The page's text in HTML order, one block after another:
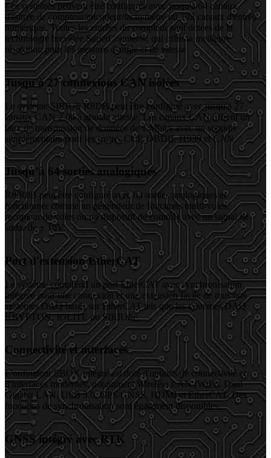
Les systèmes peuvent être configurés avec jusqu'à 64 canaux
d'entrée de compteur/encodeur/tachymètre ou 192 canaux d'entrée
numérique. Toutes les entrées du compteur sont dotées de la
technologie brevetée SuperCounter®, qui offre la meilleure
résolution pour les mesures d'angle et de vitesse.
Jusqu'à 27 connexions CAN isolées
Le système SIRIUS R8DB peut être configuré avec jusqu'à 27
canaux CAN 2.0b à grande vitesse. Les canaux CAN offrent un
taux de transmission de données de 1 Mbit/s avec un support
supplémentaire pour les sorties CCP, OBDII, J1939 et CAN.
Jusqu’à 64 sorties analogiques
R8/R8B peut être configuré avec 64 sorties analogiques et
fonctionner comme un générateur de fonctions multi-voies,
recopieur de voies ou un dispositif de contrôle avec un signal de
sortie de ± 10V.
Port d'extension EtherCAT
Le système comprend un port EtherCAT avec synchronisation
intégrée pour une connexion et une extension facile de tous nos
systèmes DAQ basés sur EtherCAT tels que les systèmes DAQ
KRYPTON, IOLITE ou SIRIUSe.
Connectivité et interfaces
L'ordinateur SBOX intégré est doté d'options de connectivité et
d'interfaces modernes, notamment Wireless LAN (WiFi), Dual
Gigabit LAN, USB 3.0, GPS/GNSS, HDMI et EtherCAT. Des
fonctions de synchronisation sont également disponibles.
GNSS intégré avec RTK